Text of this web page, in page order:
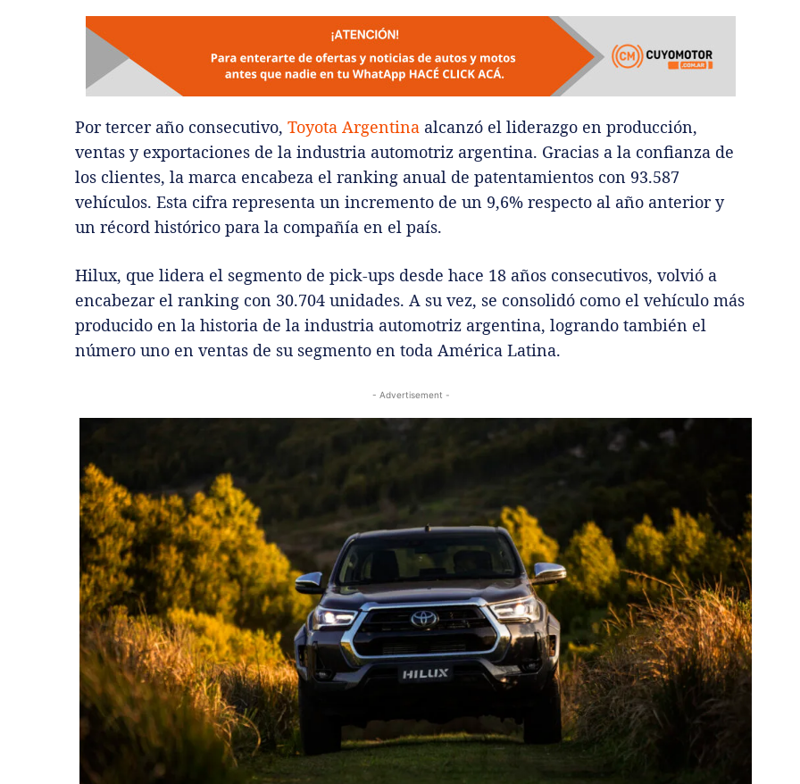
Por tercer año consecutivo, Toyota Argentina alcanzó el liderazgo en producción,
ventas y exportaciones de la industria automotriz argentina. Gracias a la confianza de
los clientes, la marca encabeza el ranking anual de patentamientos con 93.587
vehículos. Esta cifra representa un incremento de un 9,6% respecto al año anterior y
un récord histórico para la compañía en el país.
Hilux, que lidera el segmento de pick-ups desde hace 18 años consecutivos, volvió a
encabezar el ranking con 30.704 unidades. A su vez, se consolidó como el vehículo más
producido en la historia de la industria automotriz argentina, logrando también el
número uno en ventas de su segmento en toda América Latina.
- Advertisement -